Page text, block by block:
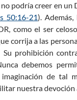
no podría creer en un
50:16-21).
como el ser
corrija a las
prohibición
debemos
de tal
nuestra devoción